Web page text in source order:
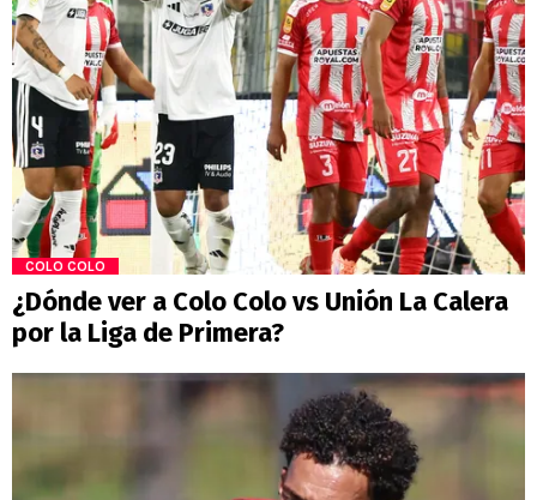
COLO COLO
¿Dónde ver a Colo Colo vs Unión La Calera
por la Liga de Primera?